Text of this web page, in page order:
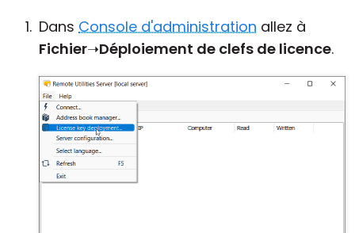
Dans Console d'administration allez à
Fichier➝Déploiement de clefs de licence.